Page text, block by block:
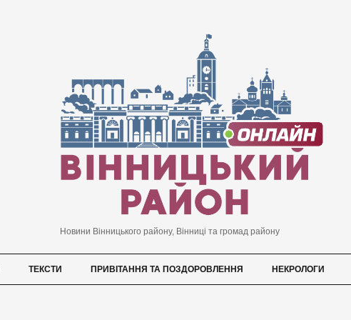
Новини Вінницького району, Вінниці та громад району
ТЕКСТИ ПРИВІТАННЯ ТА ПОЗДОРОВЛЕННЯ НЕКРОЛОГИ